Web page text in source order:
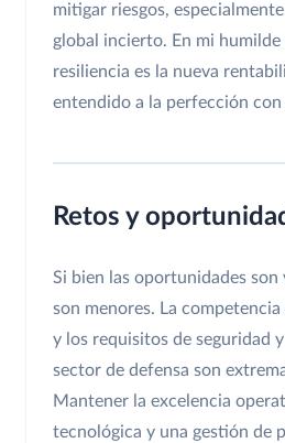
mitigar riesgos,
global incierto. En mi humilde
resiliencia es la nueva
entendido a la perfección
Retos y
Si bien las oportunidades son
son menores. La competencia
y los requisitos de seguridad
sector de defensa son
Mantener la excelencia
tecnológica y una gestión de